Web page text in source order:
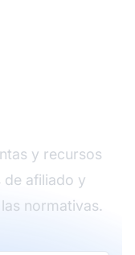
y recursos
de afiliado y
normativas.